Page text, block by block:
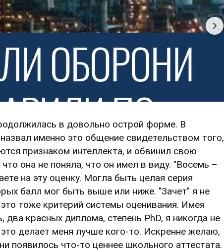
в довольно острой форме. В
назвал именно это общение свидетельством того,
признаком интеллекта, и обвинил свою
она не поняла, что он имел в виду. "Восемь –
на эту оценку. Могла быть целая серия
балл мог быть выше или ниже. "Зачет" я не
тоже критерий системы оценивания. Имея
два красных диплома, степень PhD, я никогда не
делает меня лучше кого-то. Искренне желаю,
появилось что-то ценнее школьного аттестата.